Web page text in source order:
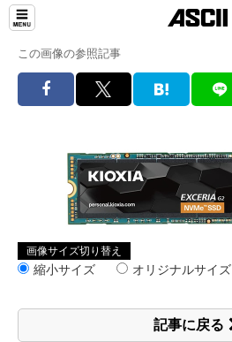
この画像の参照記事
画像サイズ切り替え
縮小サイズ オリジナルサイズ
記事に戻る